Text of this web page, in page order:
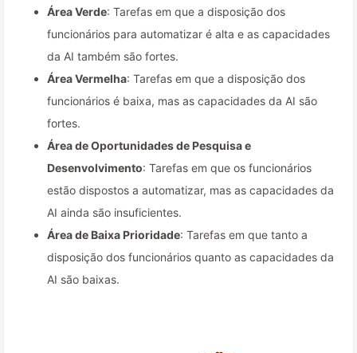
Área Verde: Tarefas em que a disposição dos
funcionários para automatizar é alta e as capacidades
da AI também são fortes.
Área Vermelha: Tarefas em que a disposição dos
funcionários é baixa, mas as capacidades da AI são
fortes.
Área de Oportunidades de Pesquisa e
Desenvolvimento: Tarefas em que os funcionários
estão dispostos a automatizar, mas as capacidades da
AI ainda são insuficientes.
Área de Baixa Prioridade: Tarefas em que tanto a
disposição dos funcionários quanto as capacidades da
AI são baixas.